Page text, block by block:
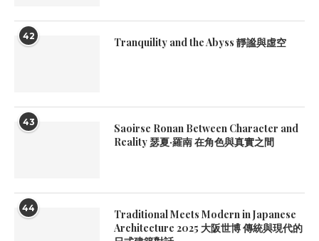
42 Tranquility and the Abyss 靜謐與虛空
43
Saoirse Ronan Between Character and
Reality 瑟夏·羅南 在角色與真實之間
44
Traditional Meets Modern in Japanese
Architecture 2025 大阪世博 傳統與現代的